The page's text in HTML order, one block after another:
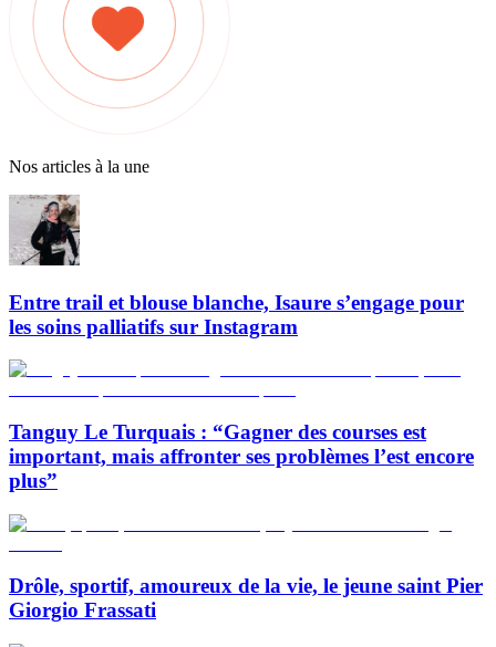
Nos articles à la une
Entre trail et blouse blanche, Isaure s’engage pour
les soins palliatifs sur Instagram
Tanguy Le Turquais : “Gagner des courses est
important, mais affronter ses problèmes l’est encore
plus”
Drôle, sportif, amoureux de la vie, le jeune saint Pier
Giorgio Frassati